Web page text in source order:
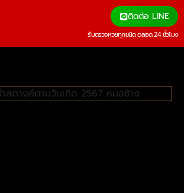
ติดต่อ LINE
รับตรวจหวยทุกชนิด ตลอด 24 ชั่วโมง